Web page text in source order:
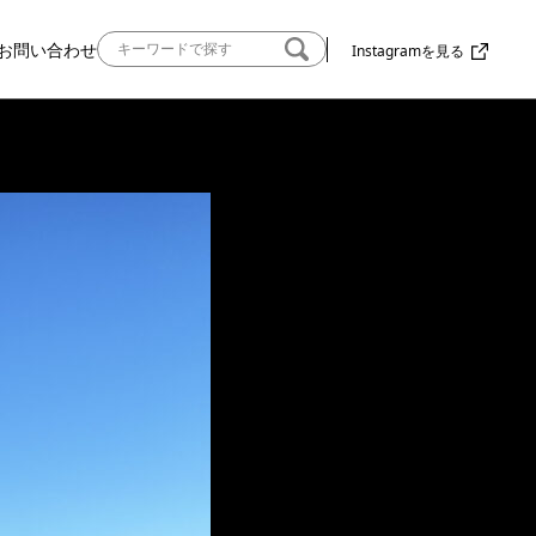
問い合わせ Instagramを見る